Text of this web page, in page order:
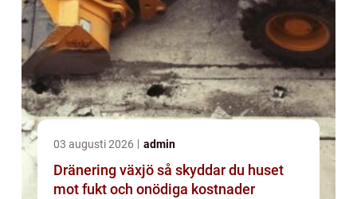
03 augusti 2026 admin
Dränering växjö så skyddar du huset
mot fukt och onödiga kostnader